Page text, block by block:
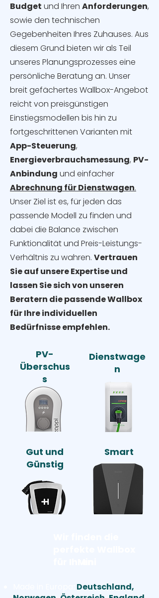
Budget und Ihren Anforderungen,
sowie den technischen
Gegebenheiten Ihres Zuhauses. Aus
diesem Grund bieten wir als Teil
unseres Planungsprozesses eine
persönliche Beratung an. Unser
breit gefächertes Wallbox-Angebot
reicht von preisgünstigen
Einstiegsmodellen bis hin zu
fortgeschrittenen Varianten mit
App-Steuerung,
Energieverbrauchsmessung, PV-
Anbindung und einfacher
Abrechnung für Dienstwagen.
Unser Ziel ist es, für jeden das
passende Modell zu finden und
dabei die Balance zwischen
Funktionalität und Preis-Leistungs-
Verhältnis zu wahren. Vertrauen
Sie auf unsere Expertise und
lassen Sie sich von unseren
Beratern die passende Wallbox
für Ihre individuellen
Bedürfnisse empfehlen.
PV-
Überschus
s
Dienstwage
n
Gut und
Günstig
Smart
Deutschland,